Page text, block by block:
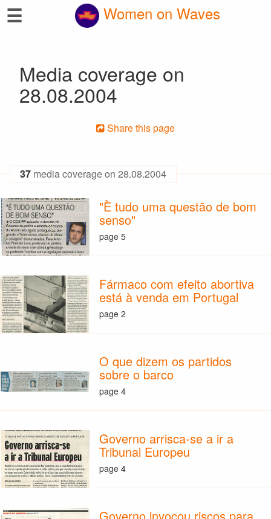
☰ Women on Waves
Media coverage on
28.08.2004
Share this page
37 media coverage on 28.08.2004
"È tudo uma questão de bom
senso"
page 5
Fármaco com efeito abortiva
está à venda em Portugal
page 2
O que dizem os partidos
sobre o barco
page 4
Governo arrisca-se a ir a
Tribunal Europeu
page 4